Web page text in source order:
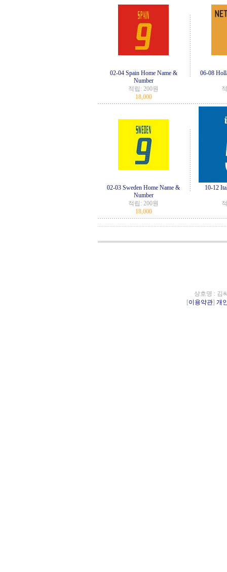
02-04 Spain Home Name &
Number
적립: 200원
18,000
06-08
02-03 Sweden Home Name &
Number
적립: 200원
18,000
10-12
상호명 : 김
[이용약관] 개